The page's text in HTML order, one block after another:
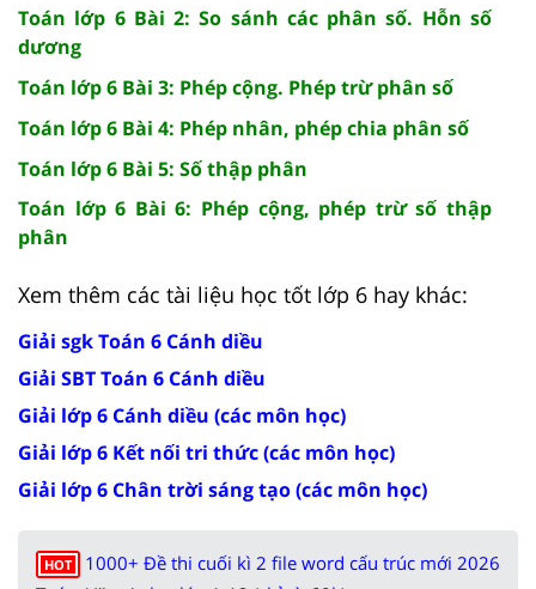
Toán lớp 6 Bài 2: So sánh các phân số. Hỗn số
dương
Toán lớp 6 Bài 3: Phép cộng. Phép trừ phân số
Toán lớp 6 Bài 4: Phép nhân, phép chia phân số
Toán lớp 6 Bài 5: Số thập phân
Toán lớp 6 Bài 6: Phép cộng, phép trừ số thập
phân
Xem thêm các tài liệu học tốt lớp 6 hay khác:
Giải sgk Toán 6 Cánh diều
Giải SBT Toán 6 Cánh diều
Giải lớp 6 Cánh diều (các môn học)
Giải lớp 6 Kết nối tri thức (các môn học)
Giải lớp 6 Chân trời sáng tạo (các môn học)
HOT
1000+ Đề thi cuối kì 2 file word cấu trúc mới 2026